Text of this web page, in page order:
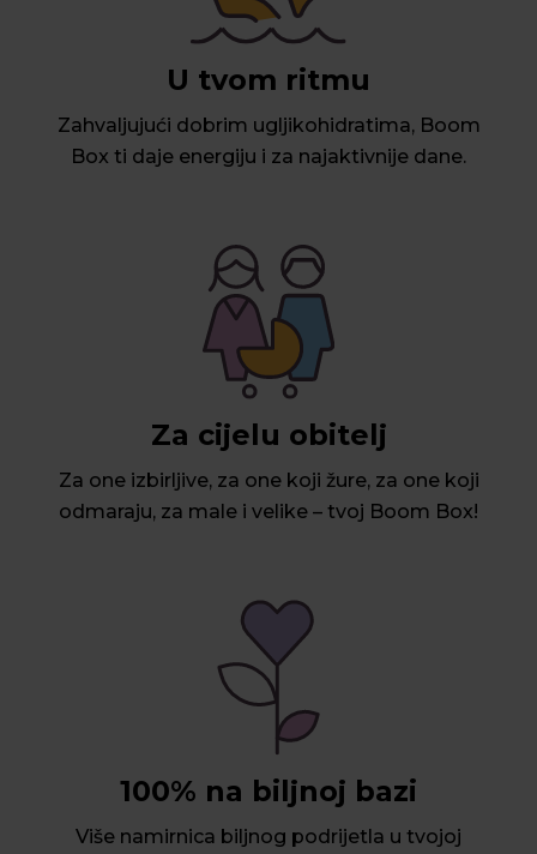
U tvom ritmu
Zahvaljujući dobrim ugljikohidratima, Boom
Box ti daje energiju i za najaktivnije dane.
Za cijelu obitelj
Za one izbirljive, za one koji žure, za one koji
odmaraju, za male i velike – tvoj Boom Box!
100% na biljnoj bazi
Više namirnica biljnog podrijetla u tvojoj